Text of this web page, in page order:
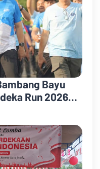
Bayu
Run 2026